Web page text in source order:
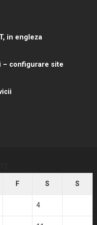
in engleza
– configurare site
F S S
4